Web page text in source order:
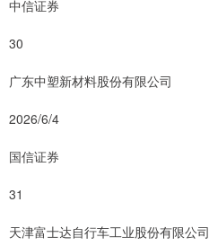
中信证券
30
广东中塑新材料股份有限公司
2026/6/4
国信证券
31
天津富士达自行车工业股份有限公司